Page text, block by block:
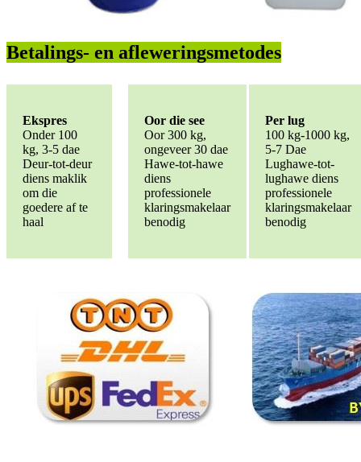
Betalings- en afleweringsmetodes
Ekspres
Onder 100
kg, 3-5 dae
Deur-tot-deur
diens maklik
om die
goedere af te
haal
Oor die see
Oor 300 kg,
ongeveer 30 dae
Hawe-tot-hawe
diens
professionele
klaringsmakelaar
benodig
Per lug
100 kg-1000 kg,
5-7 Dae
Lughawe-tot-
lughawe diens
professionele
klaringsmakelaar
benodig